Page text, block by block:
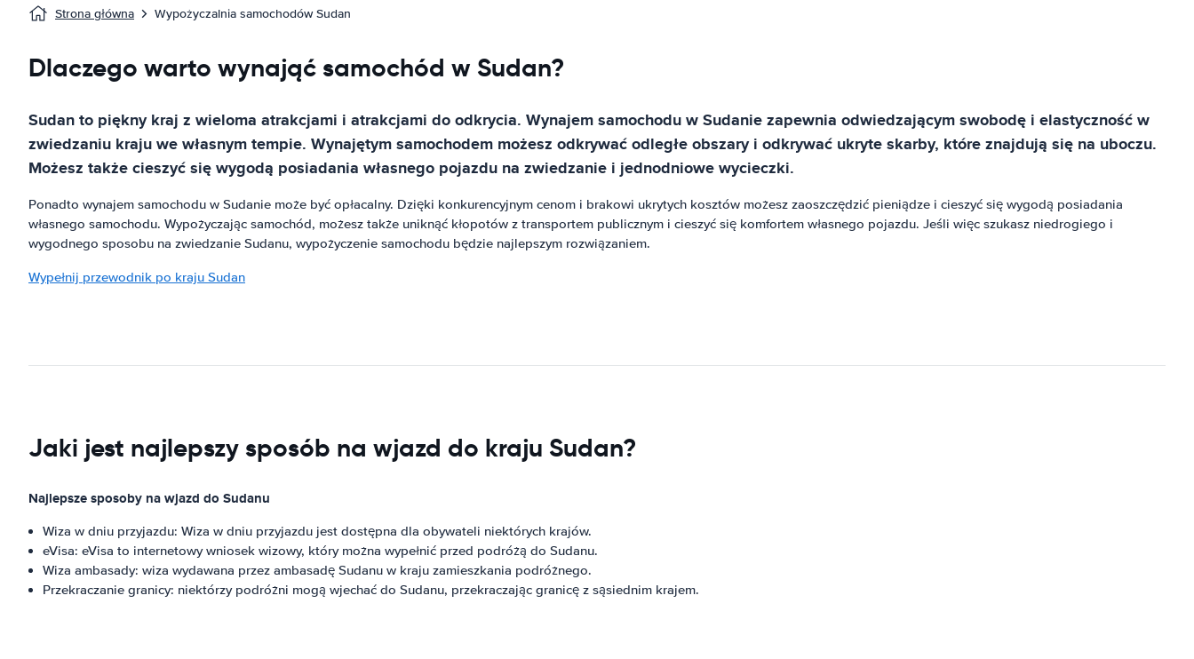
Strona główna Wypożyczalnia samochodów Sudan
Dlaczego warto wynająć samochód w Sudan?
Sudan to piękny kraj z wieloma atrakcjami i atrakcjami do odkrycia. Wynajem samochodu w Sudanie zapewnia odwiedzającym swobodę i elastyczność w
zwiedzaniu kraju we własnym tempie. Wynajętym samochodem możesz odkrywać odległe obszary i odkrywać ukryte skarby, które znajdują się na uboczu.
Możesz także cieszyć się wygodą posiadania własnego pojazdu na zwiedzanie i jednodniowe wycieczki.
Ponadto wynajem samochodu w Sudanie może być opłacalny. Dzięki konkurencyjnym cenom i brakowi ukrytych kosztów możesz zaoszczędzić pieniądze i cieszyć się wygodą posiadania
własnego samochodu. Wypożyczając samochód, możesz także uniknąć kłopotów z transportem publicznym i cieszyć się komfortem własnego pojazdu. Jeśli więc szukasz niedrogiego i
wygodnego sposobu na zwiedzanie Sudanu, wypożyczenie samochodu będzie najlepszym rozwiązaniem.
Wypełnij przewodnik po kraju Sudan
Jaki jest najlepszy sposób na wjazd do kraju Sudan?
Najlepsze sposoby na wjazd do Sudanu
Wiza w dniu przyjazdu: Wiza w dniu przyjazdu jest dostępna dla obywateli niektórych krajów.
eVisa: eVisa to internetowy wniosek wizowy, który można wypełnić przed podróżą do Sudanu.
Wiza ambasady: wiza wydawana przez ambasadę Sudanu w kraju zamieszkania podróżnego.
Przekraczanie granicy: niektórzy podróżni mogą wjechać do Sudanu, przekraczając granicę z sąsiednim krajem.